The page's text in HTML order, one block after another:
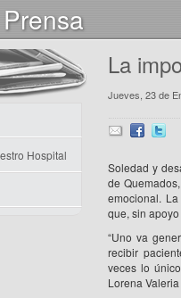
Hospital
La
Jueves, 23 de
Soledad y
de
emocional.
que, sin
“Uno va
recibir
veces lo
Lorena